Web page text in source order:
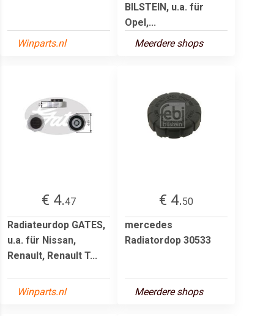
Winparts.nl
BILSTEIN, u.a. für
Opel,...
Meerdere shops
€ 4.47
Radiateurdop GATES,
u.a. für Nissan,
Renault, Renault T...
Winparts.nl
€ 4.50
mercedes
Radiatordop 30533
Meerdere shops